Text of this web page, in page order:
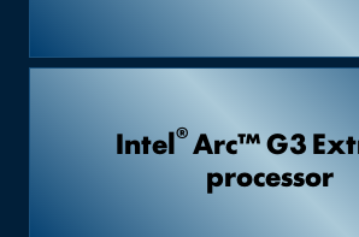
Intel®Arc™ G3
processor